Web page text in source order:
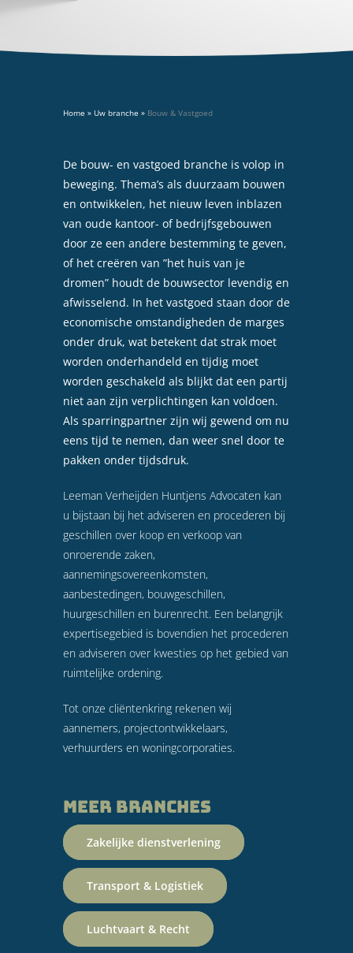
Home » Uw branche » Bouw & Vastgoed
De bouw- en vastgoed branche is volop in
beweging. Thema’s als duurzaam bouwen
en ontwikkelen, het nieuw leven inblazen
van oude kantoor- of bedrijfsgebouwen
door ze een andere bestemming te geven,
of het creëren van ”het huis van je
dromen” houdt de bouwsector levendig en
afwisselend. In het vastgoed staan door de
economische omstandigheden de marges
onder druk, wat betekent dat strak moet
worden onderhandeld en tijdig moet
worden geschakeld als blijkt dat een partij
niet aan zijn verplichtingen kan voldoen.
Als sparringpartner zijn wij gewend om nu
eens tijd te nemen, dan weer snel door te
pakken onder tijdsdruk.
Leeman Verheijden Huntjens Advocaten kan
u bijstaan bij het adviseren en procederen bij
geschillen over koop en verkoop van
onroerende zaken,
aannemingsovereenkomsten,
aanbestedingen, bouwgeschillen,
huurgeschillen en burenrecht. Een belangrijk
expertisegebied is bovendien het procederen
en adviseren over kwesties op het gebied van
ruimtelijke ordening.
Tot onze cliëntenkring rekenen wij
aannemers, projectontwikkelaars,
verhuurders en woningcorporaties.
Meer branches
Zakelijke dienstverlening
Transport & Logistiek
Luchtvaart & Recht